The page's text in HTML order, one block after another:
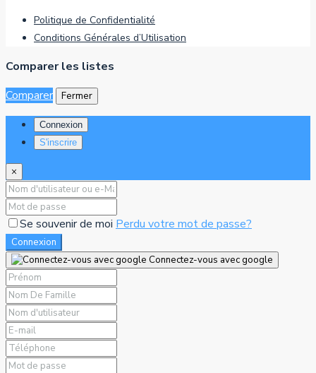
Politique de Confidentialité
Conditions Générales d’Utilisation
Comparer les listes
Comparer
Fermer
Connexion
S'inscrire
×
Se souvenir de moi Perdu votre mot de passe?
Connexion
Connectez-vous avec google